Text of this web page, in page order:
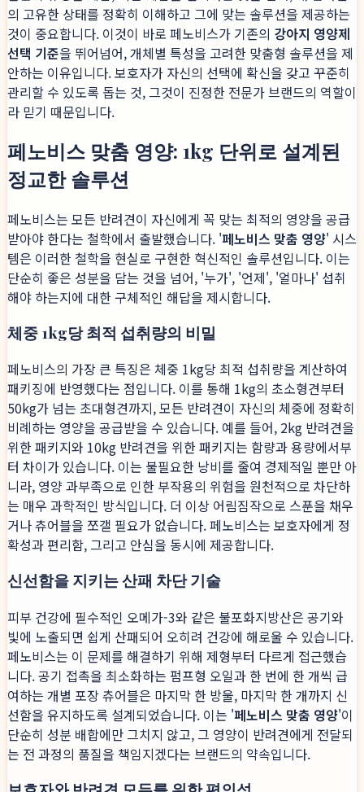
의 고유한 상태를 정확히 이해하고 그에 맞는 솔루션을 제공하는
것이 중요합니다. 이것이 바로 페노비스가 기존의 강아지 영양제
선택 기준을 뛰어넘어, 개체별 특성을 고려한 맞춤형 솔루션을 제
안하는 이유입니다. 보호자가 자신의 선택에 확신을 갖고 꾸준히
관리할 수 있도록 돕는 것, 그것이 진정한 전문가 브랜드의 역할이
라 믿기 때문입니다.
페노비스 맞춤 영양: 1kg 단위로 설계된
정교한 솔루션
페노비스는 모든 반려견이 자신에게 꼭 맞는 최적의 영양을 공급
받아야 한다는 철학에서 출발했습니다. '페노비스 맞춤 영양' 시스
템은 이러한 철학을 현실로 구현한 혁신적인 솔루션입니다. 이는
단순히 좋은 성분을 담는 것을 넘어, '누가', '언제', '얼마나' 섭취
해야 하는지에 대한 구체적인 해답을 제시합니다.
체중 1kg당 최적 섭취량의 비밀
페노비스의 가장 큰 특징은 체중 1kg당 최적 섭취량을 계산하여
패키징에 반영했다는 점입니다. 이를 통해 1kg의 초소형견부터
50kg가 넘는 초대형견까지, 모든 반려견이 자신의 체중에 정확히
비례하는 영양을 공급받을 수 있습니다. 예를 들어, 2kg 반려견을
위한 패키지와 10kg 반려견을 위한 패키지는 함량과 용량에서부
터 차이가 있습니다. 이는 불필요한 낭비를 줄여 경제적일 뿐만 아
니라, 영양 과부족으로 인한 부작용의 위험을 원천적으로 차단하
는 매우 과학적인 방식입니다. 더 이상 어림짐작으로 스푼을 채우
거나 츄어블을 쪼갤 필요가 없습니다. 페노비스는 보호자에게 정
확성과 편리함, 그리고 안심을 동시에 제공합니다.
신선함을 지키는 산패 차단 기술
피부 건강에 필수적인 오메가-3와 같은 불포화지방산은 공기와
빛에 노출되면 쉽게 산패되어 오히려 건강에 해로울 수 있습니다.
페노비스는 이 문제를 해결하기 위해 제형부터 다르게 접근했습
니다. 공기 접촉을 최소화하는 펌프형 오일과 한 번에 한 개씩 급
여하는 개별 포장 츄어블은 마지막 한 방울, 마지막 한 개까지 신
선함을 유지하도록 설계되었습니다. 이는 '페노비스 맞춤 영양'이
단순히 성분 배합에만 그치지 않고, 그 영양이 반려견에게 전달되
는 전 과정의 품질을 책임지겠다는 브랜드의 약속입니다.